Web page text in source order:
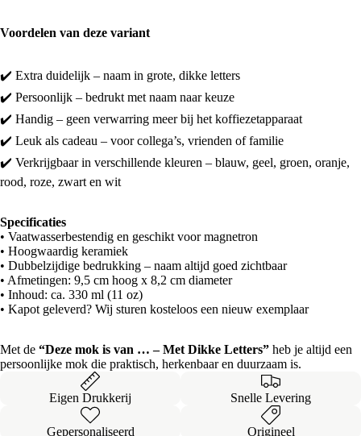
Voordelen van deze variant
✔️ Extra duidelijk – naam in grote, dikke letters
✔️ Persoonlijk – bedrukt met naam naar keuze
✔️ Handig – geen verwarring meer bij het koffiezetapparaat
✔️ Leuk als cadeau – voor collega’s, vrienden of familie
✔️ Verkrijgbaar in verschillende kleuren – blauw, geel, groen, oranje,
rood, roze, zwart en wit
Specificaties
• Vaatwasserbestendig en geschikt voor magnetron
• Hoogwaardig keramiek
• Dubbelzijdige bedrukking – naam altijd goed zichtbaar
• Afmetingen: 9,5 cm hoog x 8,2 cm diameter
• Inhoud: ca. 330 ml (11 oz)
• Kapot geleverd? Wij sturen kosteloos een nieuw exemplaar
Met de “Deze mok is van … – Met Dikke Letters” heb je altijd een
persoonlijke mok die praktisch, herkenbaar en duurzaam is.
Eigen Drukkerij Snelle Levering
Gepersonaliseerd Origineel